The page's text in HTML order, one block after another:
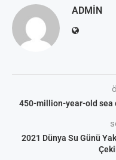
ADMIN
450-million-year-old sea
2021 Dünya Su Günü